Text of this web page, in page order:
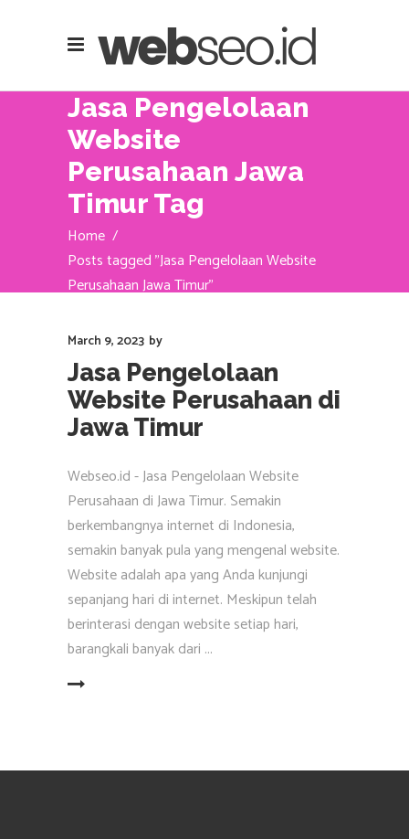
Jasa Pengelolaan
Website
Perusahaan Jawa
Timur Tag
Home /
Posts tagged "Jasa Pengelolaan Website
Perusahaan Jawa Timur"
March 9, 2023 by
Jasa Pengelolaan
Website Perusahaan di
Jawa Timur
Webseo.id - Jasa Pengelolaan Website
Perusahaan di Jawa Timur. Semakin
berkembangnya internet di Indonesia,
semakin banyak pula yang mengenal website.
Website adalah apa yang Anda kunjungi
sepanjang hari di internet. Meskipun telah
berinterasi dengan website setiap hari,
barangkali banyak dari